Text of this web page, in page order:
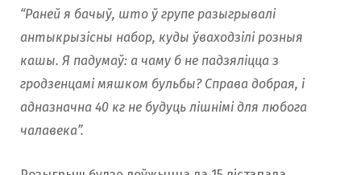
“Раней я бачыў, што ў групе разыгрывалі
антыкрызісны набор, куды ўваходзілі розныя
кашы. Я падумаў: а чаму б не падзяліцца з
гродзенцамі мяшком бульбы? Справа добрая, і
адназначна 40 кг не будуць лішнімі для любога
чалавека”.